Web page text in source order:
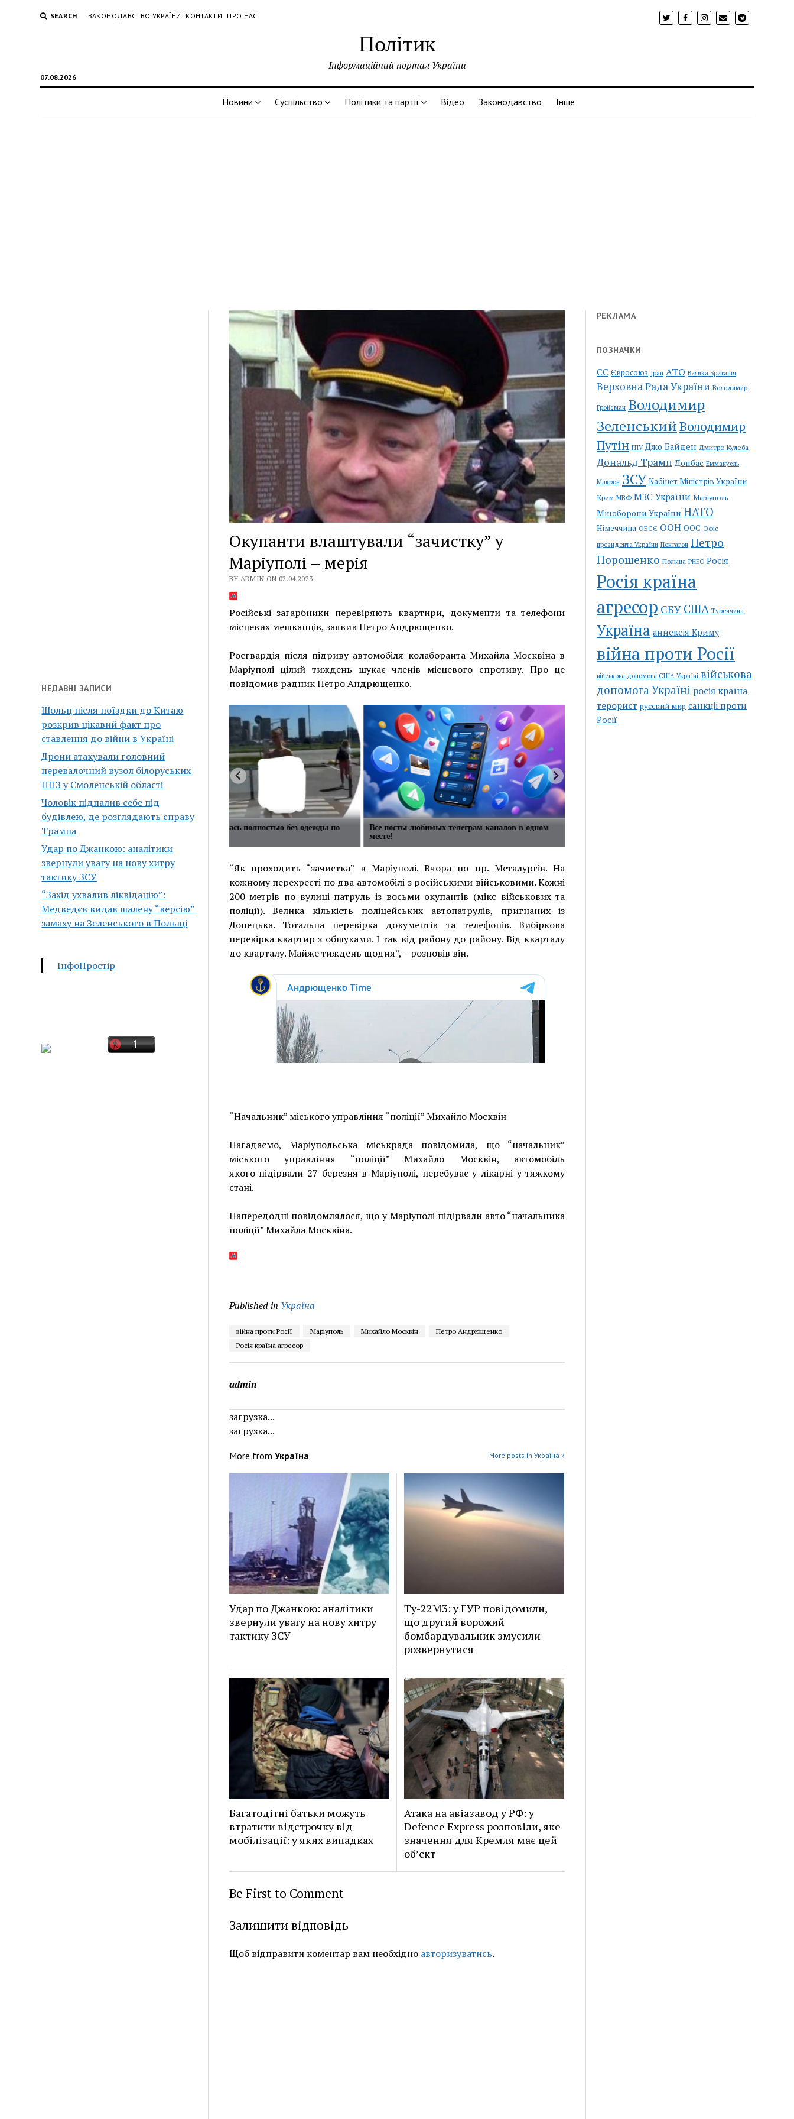
SEARCH ЗАКОНОДАВСТВО УКРАЇНИ КОНТАКТИ ПРО НАС
Політик
07.08.2026
Інформаційний портал України
Новини Суспільство Політики та партії Відео Законодавство Інше
НЕДАВНІ ЗАПИСИ
Шольц після поїздки до Китаю
розкрив цікавий факт про
ставлення до війни в Україні
Дрони атакували головний
перевалочний вузол білоруських
НПЗ у Смоленській області
Чоловік підпалив себе під
будівлею, де розглядають справу
Трампа
Удар по Джанкою: аналітики
звернули увагу на нову хитру
тактику ЗСУ
“Захід ухвалив ліквідацію”:
Медведєв видав шалену “версію”
замаху на Зеленського в Польщі
ІнфоПростір
Окупанти влаштували “зачистку” у
Маріуполі – мерія
BY ADMIN ON 02.04.2023
Російські загарбники перевіряють квартири, документи та телефони
місцевих мешканців, заявив Петро Андрющенко.
Росгвардія після підриву автомобіля колаборанта Михайла Москвіна в
Маріуполі цілий тиждень шукає членів місцевого спротиву. Про це
повідомив радник Петро Андрющенко.
Максима Галкина вызвало
Блогерша прошлась полностью без одежды по
Все посты любимых телеграм каналов в одном
месте!
“Як проходить “зачистка” в Маріуполі. Вчора по пр. Металургів. На
кожному перехресті по два автомобілі з російськими військовими. Кожні
200 метрів по вулиці патруль із восьми окупантів (мікс військових та
поліції). Велика кількість поліцейських автопатрулів, пригнаних із
Донецька. Тотальна перевірка документів та телефонів. Вибіркова
перевірка квартир з обшуками. І так від району до району. Від кварталу
до кварталу. Майже тиждень щодня”, – розповів він.
“Начальник” міського управління “поліції” Михайло Москвін
Нагадаємо, Маріупольська міськрада повідомила, що “начальник”
міського управління “поліції” Михайло Москвін, автомобіль
якого підірвали 27 березня в Маріуполі, перебуває у лікарні у тяжкому
стані.
Напередодні повідомлялося, що у Маріуполі підірвали авто “начальника
поліції” Михайла Москвіна.
Published in Україна
війна проти Росії Маріуполь Михайло Москвін
Петро Андрющенко
Росія країна агресор
admin
загрузка...
загрузка...
More from Україна More posts in Україна »
Удар по Джанкою: аналітики
звернули увагу на нову хитру
тактику ЗСУ
Ту-22М3: у ГУР повідомили,
що другий ворожий
бомбардувальник змусили
розвернутися
Багатодітні батьки можуть
втратити відстрочку від
мобілізації: у яких випадках
Атака на авіазавод у РФ: у
Defence Express розповіли, яке
значення для Кремля має цей
об’єкт
Be First to Comment
Залишити відповідь
Щоб відправити коментар вам необхідно авторизуватись.
РЕКЛАМА
ПОЗНАЧКИ
ЄС Євросоюз Іран АТО Велика Британія
Верховна Рада України Володимир
Гройсман Володимир
ЗеленськийВолодимир
Путін ГПУ Джо Байден Дмитро Кулеба
Дональд Трамп Донбас Еммануель
Макрон ЗСУ Кабінет Міністрів України
Крим МВФ МЗС України Маріуполь
Міноборони України НАТО
Німеччина ОБСЄ ООН ООС Офіс
президента України Пентагон Петро
Порошенко Польща РНБО Росія
Росія країна
агресор СБУ США Туреччина
Україна аннексія Криму
війна проти Росії
військова допомога США Україні військова
допомога Україні росія країна
терорист русский мир санкціі проти
Росії